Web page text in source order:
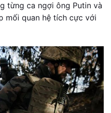
từng ca ngợi ông Putin và
mối quan hệ tích cực với